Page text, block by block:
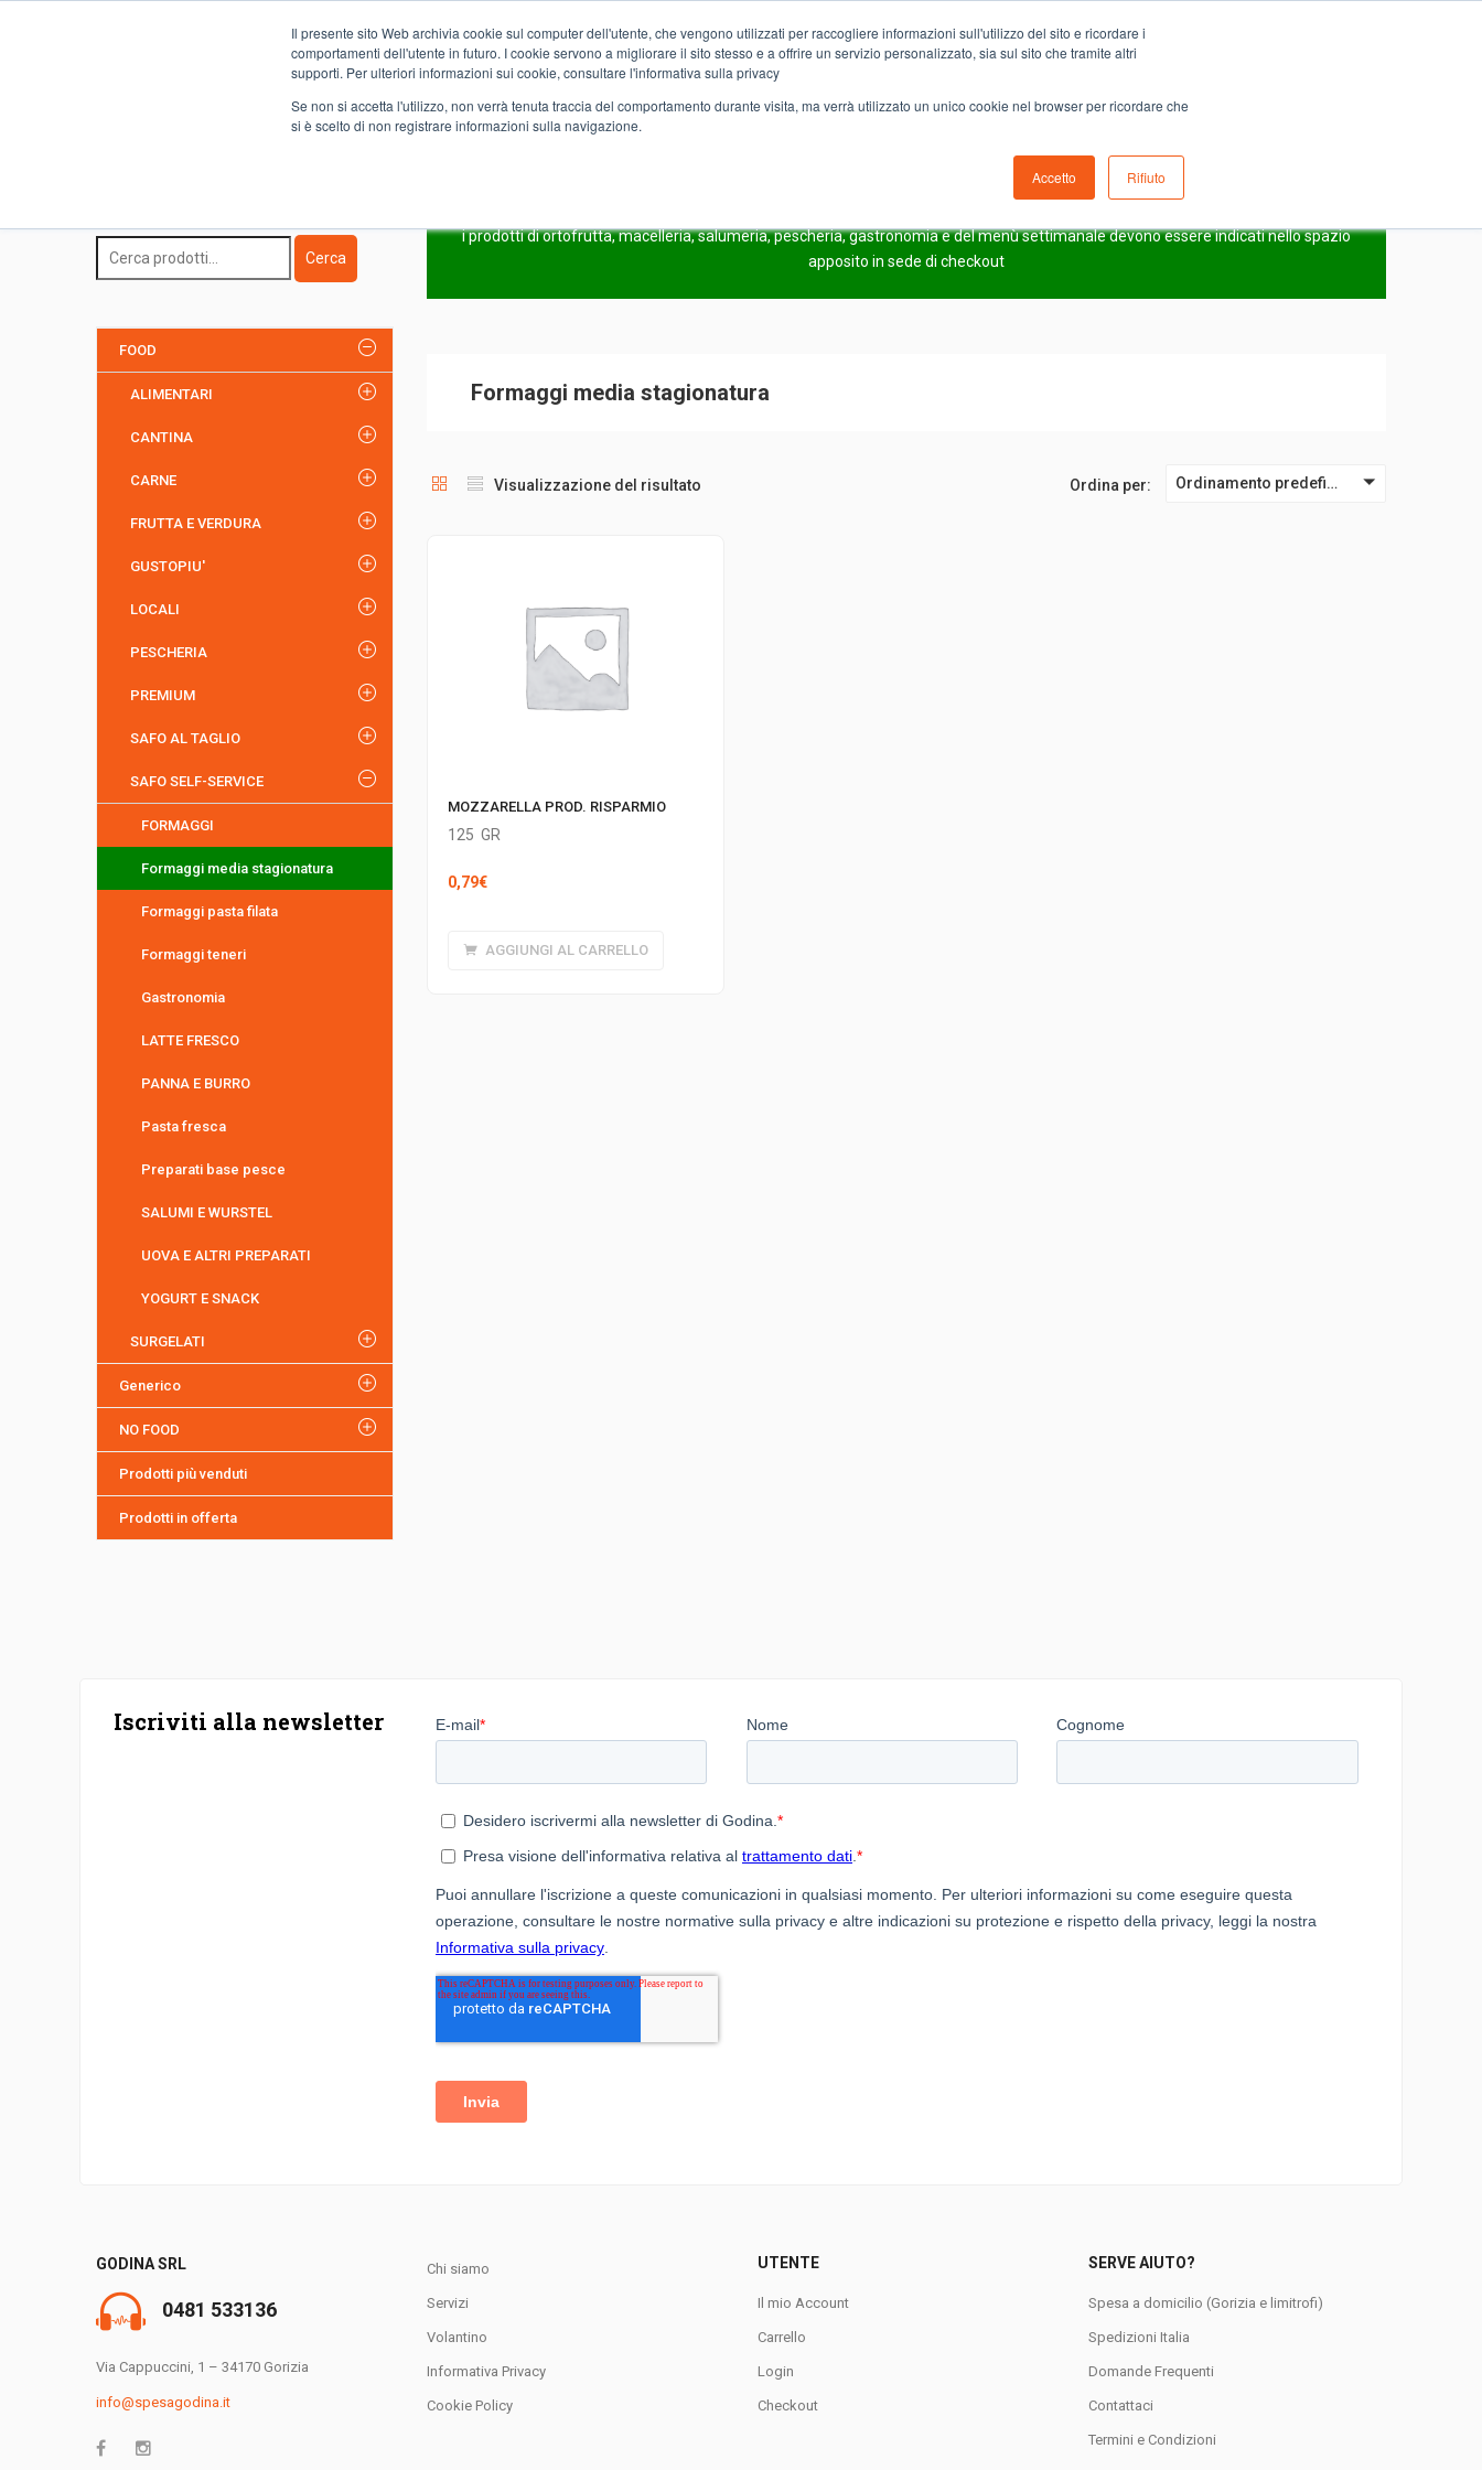
Il presente sito Web archivia cookie sul computer dell'utente, che vengono utilizzati per raccogliere informazioni sull'utilizzo del sito e ricordare i
comportamenti dell'utente in futuro. I cookie servono a migliorare il sito stesso e a offrire un servizio personalizzato, sia sul sito che tramite altri
supporti. Per ulteriori informazioni sui cookie, consultare l'informativa sulla privacy
Se non si accetta l'utilizzo, non verrà tenuta traccia del comportamento durante visita, ma verrà utilizzato un unico cookie nel browser per ricordare che
si è scelto di non registrare informazioni sulla navigazione.
Accetto Rifiuto
Novità Chi siamo Servizi Spesa online Carta Club A&O Volantino Serve aiuto?
SAFO SELF-SERVICE Formaggi media stagionatura
i prodotti di ortofrutta, macelleria, salumeria, pescheria, gastronomia e del menù settimanale devono essere indicati nello spazio
apposito in sede di checkout
Formaggi media stagionatura
Visualizzazione del risultato Ordina per: Ordinamento predefinito
MOZZARELLA PROD. RISPARMIO
125 GR
0,79€
AGGIUNGI AL CARRELLO
Cerca
FOOD
ALIMENTARI
CANTINA
CARNE
FRUTTA E VERDURA
GUSTOPIU'
LOCALI
PESCHERIA
PREMIUM
SAFO AL TAGLIO
SAFO SELF-SERVICE
FORMAGGI
Formaggi media stagionatura
Formaggi pasta filata
Formaggi teneri
Gastronomia
LATTE FRESCO
PANNA E BURRO
Pasta fresca
Preparati base pesce
SALUMI E WURSTEL
UOVA E ALTRI PREPARATI
YOGURT E SNACK
SURGELATI
Generico
NO FOOD
Prodotti più venduti
Prodotti in offerta
Iscriviti alla newsletter
GODINA SRL
0481 533136
Via Cappuccini, 1 – 34170 Gorizia
info@spesagodina.it
Chi siamo
Servizi
Volantino
Informativa Privacy
Cookie Policy
UTENTE
Il mio Account
Carrello
Login
Checkout
SERVE AIUTO?
Spesa a domicilio (Gorizia e limitrofi)
Spedizioni Italia
Domande Frequenti
Contattaci
Termini e Condizioni